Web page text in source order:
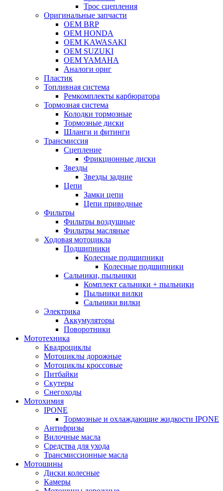
Трос сцепления
Оригинальные запчасти
OEM BRP
OEM HONDA
OEM KAWASAKI
OEM SUZUKI
OEM YAMAHA
Аналоги ориг
Пластик
Топливная система
Ремкомплекты карбюратора
Тормозная система
Колодки тормозные
Тормозные диски
Шланги и фитинги
Трансмиссия
Cцепление
Фрикционные диски
Звезды
Звезды задние
Цепи
Замки цепи
Цепи приводные
Фильтры
Фильтры воздушные
Фильтры масляные
Ходовая мотоцикла
Подшипники
Колесные подшипники
Колесные подшипники
Сальники, пыльники
Комплект сальники + пыльники
Пыльники вилки
Сальники вилки
Электрика
Аккумуляторы
Поворотники
Мототехника
Квадроциклы
Мотоциклы дорожные
Мотоциклы кроссовые
Питбайки
Скутеры
Снегоходы
Мотохимия
IPONE
Тормозные и охлаждающие жидкости IPONE
Антифризы
Вилочные масла
Средства для ухода
Трансмиссионные масла
Мотошины
Диски колесные
Камеры